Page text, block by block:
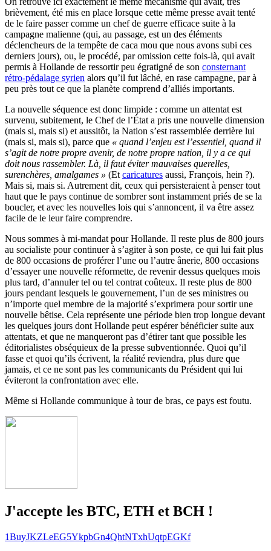
brièvement, été mis en place lorsque cette même presse avait tenté
de le faire passer comme un chef de guerre efficace suite à la
campagne malienne (qui, au passage, est un des éléments
déclencheurs de la tempête de caca mou que nous avons subi ces
derniers jours), ou, le procédé, par omission cette fois-là, qui avait
permis à Hollande de ressortir peu égratigné de son consternant
rétro-pédalage syrien alors qu’il fut lâché, en rase campagne, par à
peu près tout ce que la planète comprend d’alliés importants.
La nouvelle séquence est donc limpide : comme un attentat est
survenu, subitement, le Chef de l’État a pris une nouvelle dimension
(mais si, mais si) et aussitôt, la Nation s’est rassemblée derrière lui
(mais si, mais si), parce que « quand l’enjeu est l’essentiel, quand il
s’agit de notre propre avenir, de notre propre nation, il y a ce qui
doit nous rassembler. Là, il faut éviter mauvaises querelles,
surenchères, amalgames » (Et caricatures aussi, François, hein ?).
Mais si, mais si. Autrement dit, ceux qui persisteraient à penser tout
haut que le pays continue de sombrer sont instamment priés de se la
boucler, et avec les nouvelles lois qui s’annoncent, il va être assez
facile de le leur faire comprendre.
Nous sommes à mi-mandat pour Hollande. Il reste plus de 800 jours
au socialiste pour continuer à s’agiter à son poste, ce qui lui fait plus
de 800 occasions de proférer l’une ou l’autre ânerie, 800 occasions
d’essayer une nouvelle réformette, de revenir dessus quelques mois
plus tard, d’annuler tel ou tel contrat coûteux. Il reste plus de 800
jours pendant lesquels le gouvernement, l’un de ses ministres ou
n’importe quel membre de la majorité s’exprimera pour sortir une
nouvelle bêtise. Cela représente une période bien trop longue devant
les quelques jours dont Hollande peut espérer bénéficier suite aux
attentats, et que ne manqueront pas d’étirer tant que possible les
éditorialistes obséquieux de la presse subventionnée. Quoi qu’il
fasse et quoi qu’ils écrivent, la réalité reviendra, plus dure que
jamais, et ce ne sont pas les communicants du Président qui lui
éviteront la confrontation avec elle.
Même si Hollande communique à tour de bras, ce pays est foutu.
J'accepte les BTC, ETH et BCH !
1BuyJKZLeEG5YkpbGn4QhtNTxhUqtpEGKf